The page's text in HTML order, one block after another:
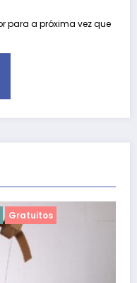
para a próxima vez que